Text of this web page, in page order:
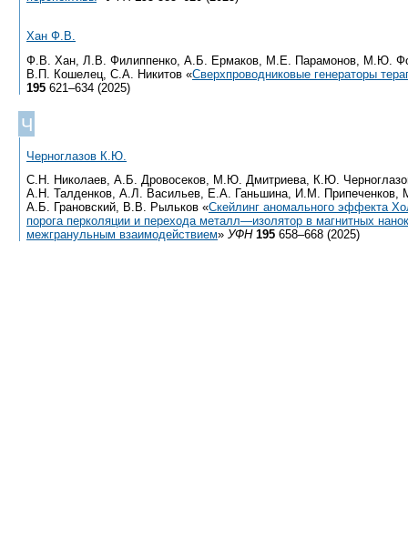
Хан Ф.В.
Ф.В. Хан, Л.В. Филиппенко, А.Б. Ермаков, М.Е. Парамонов, М.Ю.
В.П. Кошелец, С.А. Никитов «Сверхпроводниковые генераторы
195 621–634 (2025)
Ч
Черноглазов К.Ю.
С.Н. Николаев, А.Б. Дровосеков, М.Ю. Дмитриева, К.Ю.
А.Н. Талденков, А.Л. Васильев, Е.А. Ганьшина, И.М. Припеченков,
А.Б. Грановский, В.В. Рыльков «Cкейлинг аномального эффекта
порога перколяции и перехода металл—изолятор в магнитных
межгранульным взаимодействием» УФН 195 658–668 (2025)